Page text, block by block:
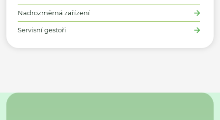
Nadrozměrná zařízení
Servisní gestoři